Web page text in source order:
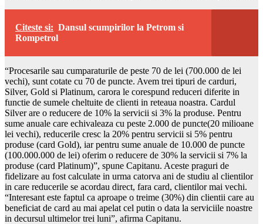
Citeste si: Dansul scumpirilor la Petrom si
Rompetrol
“Procesarile sau cumparaturile de peste 70 de lei (700.000 de lei
vechi), sunt cotate cu 70 de puncte. Avem trei tipuri de carduri,
Silver, Gold si Platinum, carora le corespund reduceri diferite in
functie de sumele cheltuite de clienti in reteaua noastra. Cardul
Silver are o reducere de 10% la servicii si 3% la produse. Pentru
sume anuale care echivaleaza cu peste 2.000 de puncte(20 milioane
lei vechi), reducerile cresc la 20% pentru servicii si 5% pentru
produse (card Gold), iar pentru sume anuale de 10.000 de puncte
(100.000.000 de lei) oferim o reducere de 30% la servicii si 7% la
produse (card Platinum)”, spune Capitanu. Aceste praguri de
fidelizare au fost calculate in urma catorva ani de studiu al clientilor
in care reducerile se acordau direct, fara card, clientilor mai vechi.
“Interesant este faptul ca aproape o treime (30%) din clientii care au
beneficiat de card au mai apelat cel putin o data la serviciile noastre
in decursul ultimelor trei luni”, afirma Capitanu.